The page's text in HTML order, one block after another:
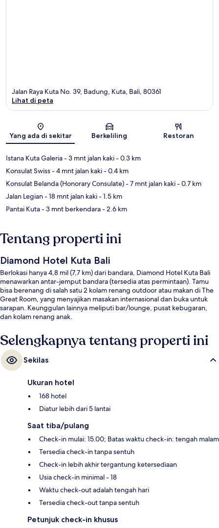
Peta
Jalan Raya Kuta No. 39, Badung, Kuta, Bali, 80361
Lihat di peta
Yang ada di sekitar Berkeliling Restoran
Istana Kuta Galeria- 3 mnt jalan kaki- 0.3 km
Konsulat Swiss- 4 mnt jalan kaki- 0.4 km
Konsulat Belanda (Honorary Consulate)- 7 mnt jalan kaki- 0.7 km
Jalan Legian- 18 mnt jalan kaki- 1.5 km
Pantai Kuta- 3 mnt berkendara- 2.6 km
Tentang properti ini
Diamond Hotel Kuta Bali
Berlokasi hanya 4,8 mil (7,7 km) dari bandara, Diamond Hotel Kuta Bali
menawarkan antar-jemput bandara (tersedia atas permintaan). Tamu
bisa berenang di salah satu 2 kolam renang outdoor atau makan di The
Great Room, yang menyajikan masakan internasional dan buka untuk
sarapan. Keunggulan lainnya meliputi bar/lounge, pusat kebugaran,
dan kolam renang anak.
Selengkapnya tentang properti ini
Sekilas
Ukuran hotel
168 hotel
Diatur lebih dari 5 lantai
Saat tiba/pulang
Check-in mulai: 15.00; Batas waktu check-in: tengah malam
Tersedia check-in tanpa sentuh
Check-in lebih akhir tergantung ketersediaan
Usia check-in minimal - 18
Waktu check-out adalah tengah hari
Tersedia check-out tanpa sentuh
Petunjuk check-in khusus